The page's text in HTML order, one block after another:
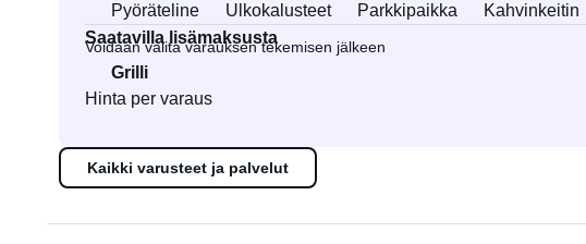
Pyöräteline
Ulkokalusteet Parkkipaikka Kahvinkeitin
Saatavilla lisämaksusta
Voidaan valita varauksen tekemisen jälkeen
Grilli
Hinta per varaus
Kaikki varusteet ja palvelut